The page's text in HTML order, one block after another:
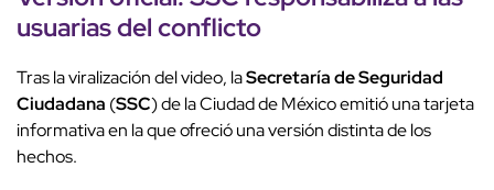
usuarias del conflicto
Tras la viralización del video, laSecretaría de Seguridad
Ciudadana (SSC) de la Ciudad de México emitió una tarjeta
informativa en la que ofreció una versión distinta de los
hechos.